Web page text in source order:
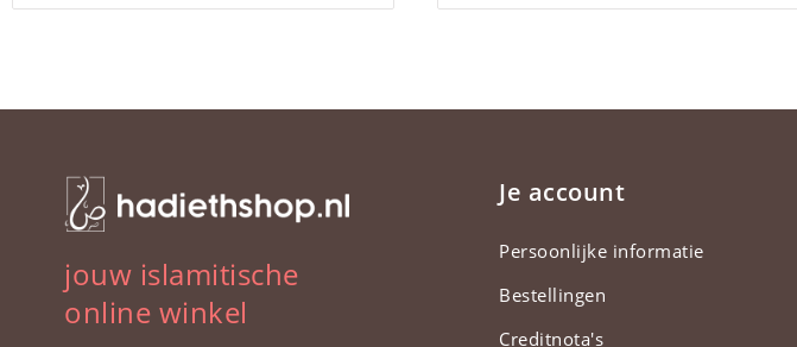
jouw islamitische
online winkel
Je account
Persoonlijke informatie
Bestellingen
Creditnota's